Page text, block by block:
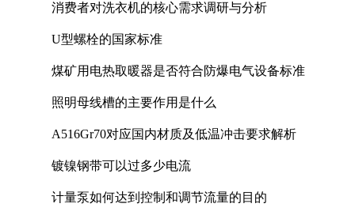
消费者对洗衣机的核心需求调研与分析
U型螺栓的国家标准
煤矿用电热取暖器是否符合防爆电气设备标准
照明母线槽的主要作用是什么
A516Gr70对应国内材质及低温冲击要求解析
镀镍钢带可以过多少电流
计量泵如何达到控制和调节流量的目的